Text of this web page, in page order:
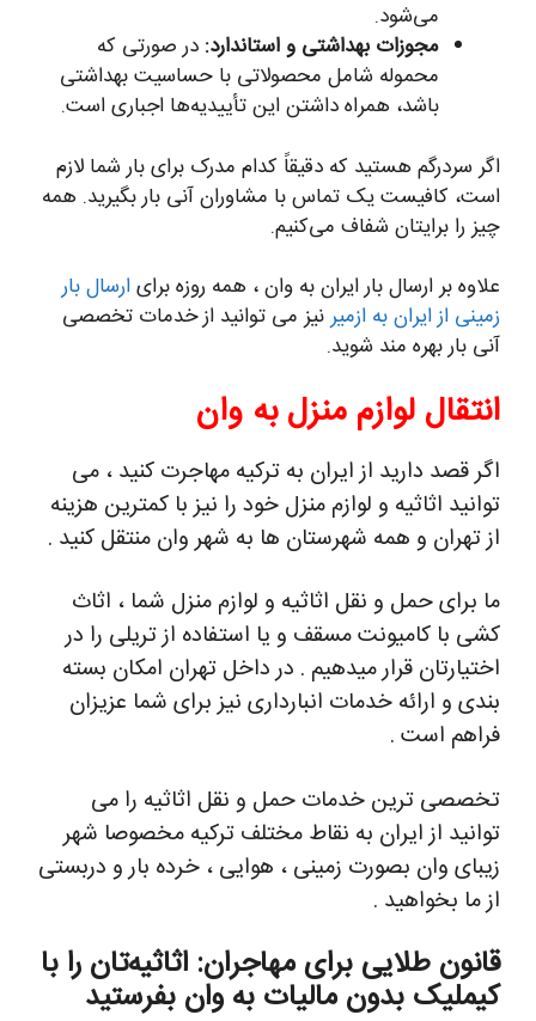
می‌شود.
مجوزات بهداشتی و استاندارد: در صورتی که
محموله شامل محصولاتی با حساسیت بهداشتی
باشد، همراه داشتن این تأییدیه‌ها اجباری است.
اگر سردرگم هستید که دقیقاً کدام مدرک برای بار شما لازم
است، کافیست یک تماس با مشاوران آنی بار بگیرید. همه
چیز را برایتان شفاف می‌کنیم.
علاوه بر ارسال بار ایران به وان ، همه روزه برایارسال بار
زمینی از ایران به ازمیرنیز می توانید از خدمات تخصصی
آنی بار بهره مند شوید.
انتقال لوازم منزل به وان
اگر قصد دارید از ایران به ترکیه مهاجرت کنید ، می
توانید اثاثیه و لوازم منزل خود را نیز با کمترین هزینه
از تهران و همه شهرستان ها به شهر وان منتقل کنید .
ما برای حمل و نقل اثاثیه و لوازم منزل شما ، اثاث
کشی با کامیونت مسقف و یا استفاده از تریلی را در
اختیارتان قرار میدهیم . در داخل تهران امکان بسته
بندی و ارائه خدمات انبارداری نیز برای شما عزیزان
فراهم است .
تخصصی ترین خدمات حمل و نقل اثاثیه را می
توانید از ایران به نقاط مختلف ترکیه مخصوصا شهر
زیبای وان بصورت زمینی ، هوایی ، خرده بار و دربستی
از ما بخواهید .
قانون طلایی برای مهاجران: اثاثیه‌تان را با
کیملیک بدون مالیات به وان بفرستید